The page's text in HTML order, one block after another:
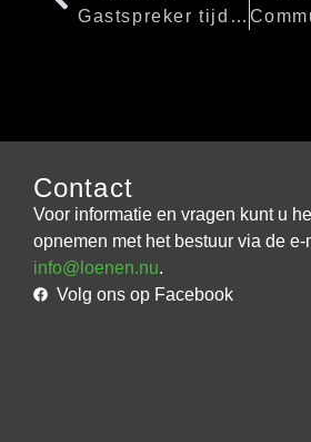
Gastspreker tijden Ledenvergadering
Contact
Voor informatie en vragen kunt u
opnemen met het bestuur via de e-
info@loenen.nu.
Volg ons op Facebook